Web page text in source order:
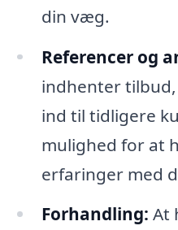
din væg.
Referencer og
indhenter
ind til tidligere
mulighed for at
erfaringer med
Forhandling: At